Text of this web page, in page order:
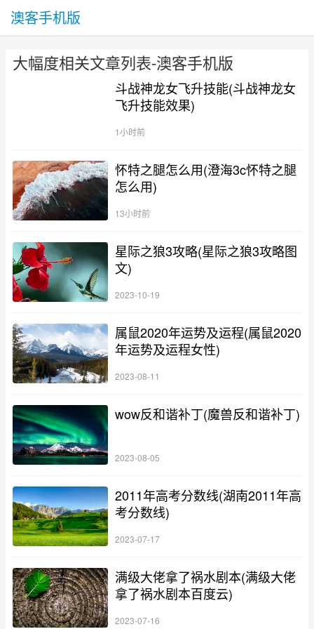
澳客手机版
大幅度相关文章列表-澳客手机版
斗战神龙女飞升技能(斗战神龙女
飞升技能效果)
1小时前
怀特之腿怎么用(澄海3c怀特之腿
怎么用)
13小时前
星际之狼3攻略(星际之狼3攻略图
文)
2023-10-19
属鼠2020年运势及运程(属鼠2020
年运势及运程女性)
2023-08-11
wow反和谐补丁(魔兽反和谐补丁)
2023-08-05
2011年高考分数线(湖南2011年高
考分数线)
2023-07-17
满级大佬拿了祸水剧本(满级大佬
拿了祸水剧本百度云)
2023-07-16